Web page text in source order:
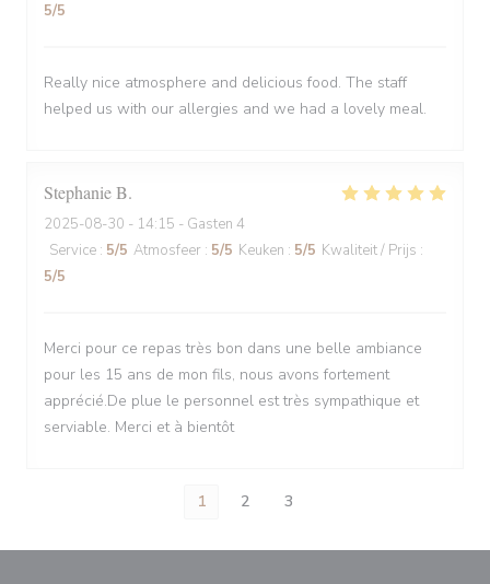
5/5
Really nice atmosphere and delicious food. The staff
helped us with our allergies and we had a lovely meal.
StephanieB
2025-08-30 - 14:15 - Gasten 4
Service : 5/5 Atmosfeer : 5/5 Keuken : 5/5 Kwaliteit / Prijs :
5/5
Merci pour ce repas très bon dans une belle ambiance
pour les 15 ans de mon fils, nous avons fortement
apprécié.De plue le personnel est très sympathique et
serviable. Merci et à bientôt
1 2 3